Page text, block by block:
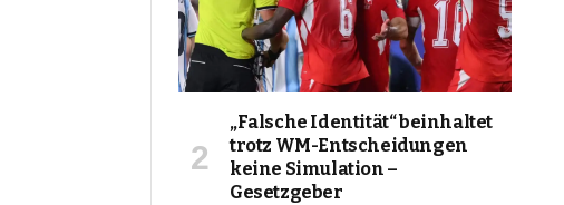
„Falsche Identität“ beinhaltet
trotz WM-Entscheidungen
keine Simulation –
Gesetzgeber